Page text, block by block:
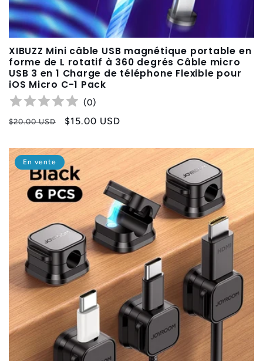
XIBUZZ Mini câble USB magnétique portable en
forme de L rotatif à 360 degrés Câble micro
USB 3 en 1 Charge de téléphone Flexible pour
iOS Micro C-1 Pack
(0)
Prix
$20.00 USD
Prix
$15.00 USD
En vente